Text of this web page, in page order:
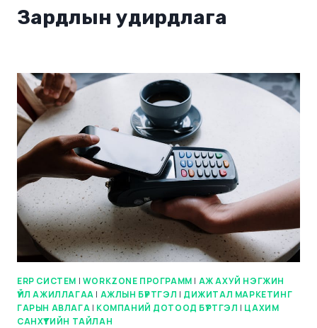
Зардлын удирдлага
ERP СИСТЕМ | WORKZONE ПРОГРАММ | АЖ АХУЙ НЭГЖИН
ҮЙЛ АЖИЛЛАГАА | АЖЛЫН БҮРТГЭЛ | ДИЖИТАЛ МАРКЕТИНГ
ГАРЫН АВЛАГА | КОМПАНИЙ ДОТООД БҮРТГЭЛ | ЦАХИМ
САНХҮҮГИЙН ТАЙЛАН